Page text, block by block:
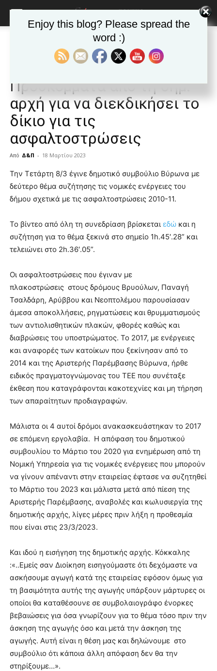
Ανακοινώσεις - Δελτία τύπου
Ανακοινώσεις - Δελτία τύπου Δημοφιλή άρθρα
Αρ. Παρέμβαση:
Προσκόμματα από τη δημ.
αρχή για να διεκδικήσει το
δίκιο για τις
ασφαλτοστρώσεις
Από Δ&Π - 18 Μαρτίου 2023
blonde
lesbians
hot
show.desi
xxx
lyons
you
the
meaning
of
pain.
pornhun
hd
Την Τετάρτη 8/3 έγινε δημοτικό συμβούλιο Βύρωνα με
δεύτερο θέμα συζήτησης τις νομικές ενέργειες του
δήμου σχετικά με τις ασφαλτοστρώσεις 2010-11.
Το βίντεο από όλη τη συνεδρίαση βρίσκεται εδώ και η
συζήτηση για το θέμα ξεκινά στο σημείο 1h.45′.28” και
τελειώνει στο 2h.36′.05”.
Οι ασφαλτοστρώσεις που έγιναν με
πλακοστρώσεις στους δρόμους Βρυούλων, Παναγή
Τσαλδάρη, Αρύββου και Νεοπτολέμου παρουσίασαν
άμεσα αποκολλήσεις, ρηγματώσεις και θρυμματισμούς
των αντιολισθητικών πλακών, φθορές καθώς και
διαβρώσεις του υποστρώματος. Το 2017, με ενέργειες
και αναφορές των κατοίκων που ξεκίνησαν από το
2014 και της Αριστερής Παρέμβασης Βύρωνα, ήρθε
ειδικός πραγματογνώμονας του ΤΕΕ που συνέταξε
έκθεση που καταγράφονται κακοτεχνίες και μη τήρηση
των απαραίτητων προδιαγραφών.
Μάλιστα οι 4 αυτοί δρόμοι ανακασκευάστηκαν το 2017
σε επόμενη εργολαβία. Η απόφαση του δημοτικού
συμβουλίου το Μάρτιο του 2020 για ενημέρωση από τη
Νομική Υπηρεσία για τις νομικές ενέργειες που μπορούν
να γίνουν απέναντι στην εταιρείας έφτασε να συζητηθεί
το Μάρτιο του 2023 και μάλιστα μετά από πίεση της
Αριστερής Παρέμβασης, αναβολές και κωλυσιεργία της
δημοτικής αρχής, λίγες μέρες πριν λήξη η προθεσμία
που είναι στις 23/3/2023.
Και ιδού η εισήγηση της δημοτικής αρχής. Κόκκαλης
:«..Εμείς σαν Διοίκηση εισηγούμαστε ότι δεχόμαστε να
ασκήσουμε αγωγή κατά της εταιρείας εφόσον όμως για
τη βασιμότητα αυτής της αγωγής υπάρξουν μάρτυρες οι
οποίοι θα καταθέσουνε σε συμβολαιογράφο ένορκες
βεβαιώσεις για όσα γνωρίζουν για το θέμα τόσο πριν την
άσκηση της αγωγής όσο και μετά την άσκηση της
αγωγής. Αυτή είναι η θέση μας και δηλώνουμε στο
συμβούλιο ότι κάποια άλλη απόφαση δεν θα την
στηρίξουμε…».
Enjoy this blog? Please spread the
word :)